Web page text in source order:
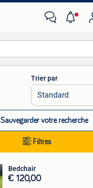
Toutes les distances…
Trier par
Sauvegarder votre recherche
Filtres
Bedchair
€ 120,00